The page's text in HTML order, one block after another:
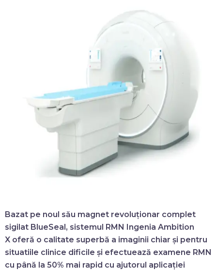
Bazat pe noul său magnet revoluționar complet
sigilat BlueSeal, sistemul RMN Ingenia Ambition
X oferă o calitate superbă a imaginii chiar și pentru
situatiile clinice dificile și efectuează examene RMN
cu până la 50% mai rapid cu ajutorul aplicației